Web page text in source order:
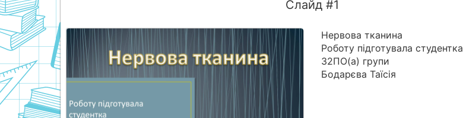
Слайд #1
Нервова тканина
Роботу підготувала студентка
32ПО(а) групи
Бодарєва Таїсія